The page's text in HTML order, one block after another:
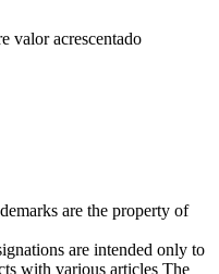
valor acrescentado
are the property of
are intended only to
with various articles The